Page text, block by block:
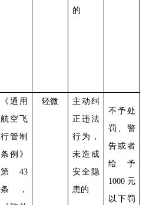
的
《通用
航空飞
行管制
条例》
第 43
条，
轻微
主动纠
正违法
行为，
未造成
安全隐
患的
不予处
罚、警
告或者
给予
1000元
以下罚